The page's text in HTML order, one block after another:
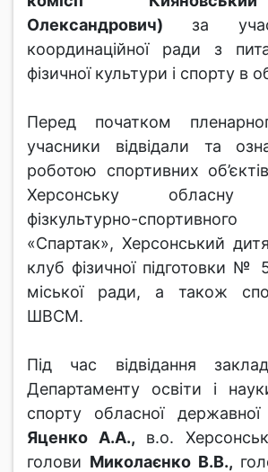
Олександрович) за
координаційної ради з
фізичної культури і спорту в
Перед початком
учасники відвідали та
роботою спортивних
Херсонську обласну
фізкультурно-
«Спартак», Херсонський
клуб фізичної підготовки №
міської ради, а також
ШВСМ.
Під час відвідання
Департаменту освіти і
спорту обласної державної
Яценко А.А., в.о.
голови Миколаєнко В.В.,